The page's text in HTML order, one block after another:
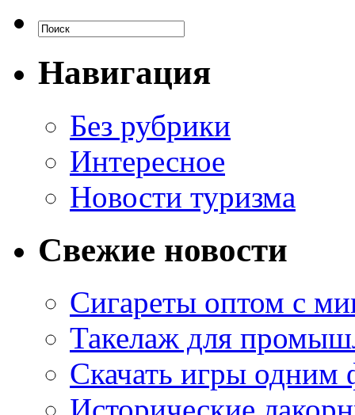
Навигация
Без рубрики
Интересное
Новости туризма
Свежие новости
Сигареты оптом с
Такелаж для
Скачать игры одним